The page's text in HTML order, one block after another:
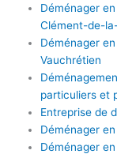
Déménager
Clément-de-
Déménager
Vauchrétien
particuliers et
Entreprise de
Déménager
Déménager